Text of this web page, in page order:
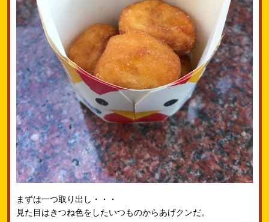
まずは一つ取り出し・・・
見た目はきつね色をしたいつものからあげクンだ。